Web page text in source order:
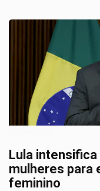
Lula
mulheres para
feminino